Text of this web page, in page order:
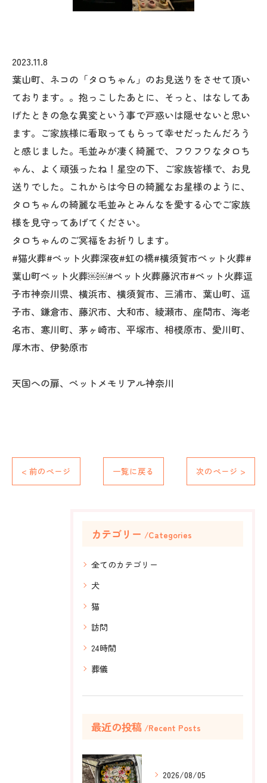
2023.11.8
葉山町、ネコの「タロちゃん」のお見送りをさせて頂い
ております。。抱っこしたあとに、そっと、はなしてあ
げたときの急な異変という事で戸惑いは隠せないと思い
ます。ご家族様に看取ってもらって幸せだったんだろう
と感じました。毛並みが凄く綺麗で、フワフワなタロち
ゃん、よく頑張ったね！星空の下、ご家族皆様で、お見
送りでした。これからは今日の綺麗なお星様のように、
タロちゃんの綺麗な毛並みとみんなを愛する心でご家族
様を見守ってあげてください。
タロちゃんのご冥福をお祈りします。
#猫火葬#ペット火葬深夜#虹の橋#横須賀市ペット火葬#
葉山町ペット火葬￼￼#ペット火葬藤沢市#ペット火葬逗
子市神奈川県、横浜市、横須賀市、三浦市、葉山町、逗
子市、鎌倉市、藤沢市、大和市、綾瀬市、座間市、海老
名市、寒川町、茅ヶ崎市、平塚市、相模原市、愛川町、
厚木市、伊勢原市
天国への扉、ペットメモリアル神奈川
< 前のページ 一覧に戻る 次のページ >
カテゴリー Categories
全てのカテゴリー
犬
猫
訪問
24時間
葬儀
最近の投稿 Recent Posts
2026/08/05